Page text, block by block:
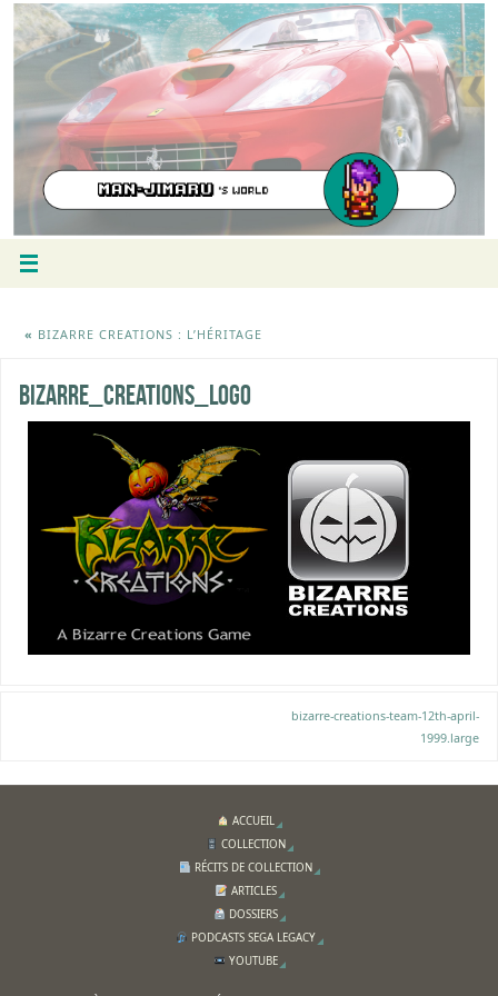
« BIZARRE CREATIONS : L’HÉRITAGE
bizarre_creations_logo
bizarre-creations-team-12th-april-
1999.large
ACCUEIL
COLLECTION
RÉCITS DE COLLECTION
ARTICLES
DOSSIERS
PODCASTS SEGA LEGACY
YOUTUBE